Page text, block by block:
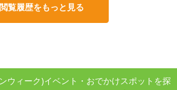
閲覧履歴をもっと見る
ウィーク)イベント・おでかけスポットを探